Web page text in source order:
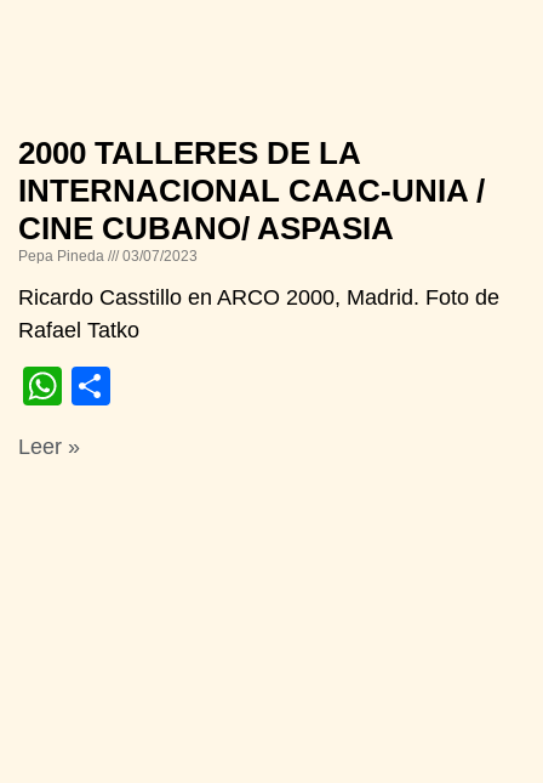
2000 TALLERES DE LA
INTERNACIONAL CAAC-UNIA /
CINE CUBANO/ ASPASIA
Pepa Pineda 03/07/2023
Ricardo Casstillo en ARCO 2000, Madrid. Foto de
Rafael Tatko
WhatsApp
Leer »